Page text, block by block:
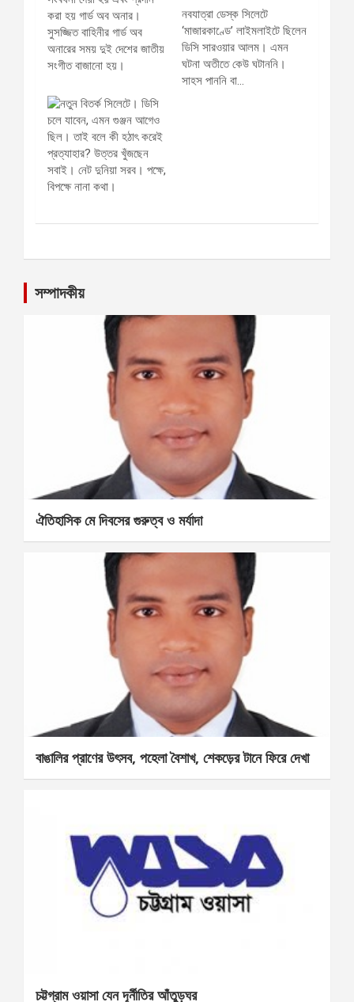
নবযাত্রা ডেস্ক সিলেটে
‘মাজারকাণ্ডে’ লাইমলাইটে ছিলেন
ডিসি সারওয়ার আলম। এমন
ঘটনা অতীতে কেউ ঘটাননি।
সাহস পাননি বা…
সম্পাদকীয়
ঐতিহাসিক মে দিবসের গুরুত্ব ও মর্যাদা
বাঙালির প্রাণের উৎসব, পহেলা বৈশাখ, শেকড়ের টানে ফিরে দেখা
চট্টগ্রাম ওয়াসা যেন দূর্নীতির আঁতুড়ঘর